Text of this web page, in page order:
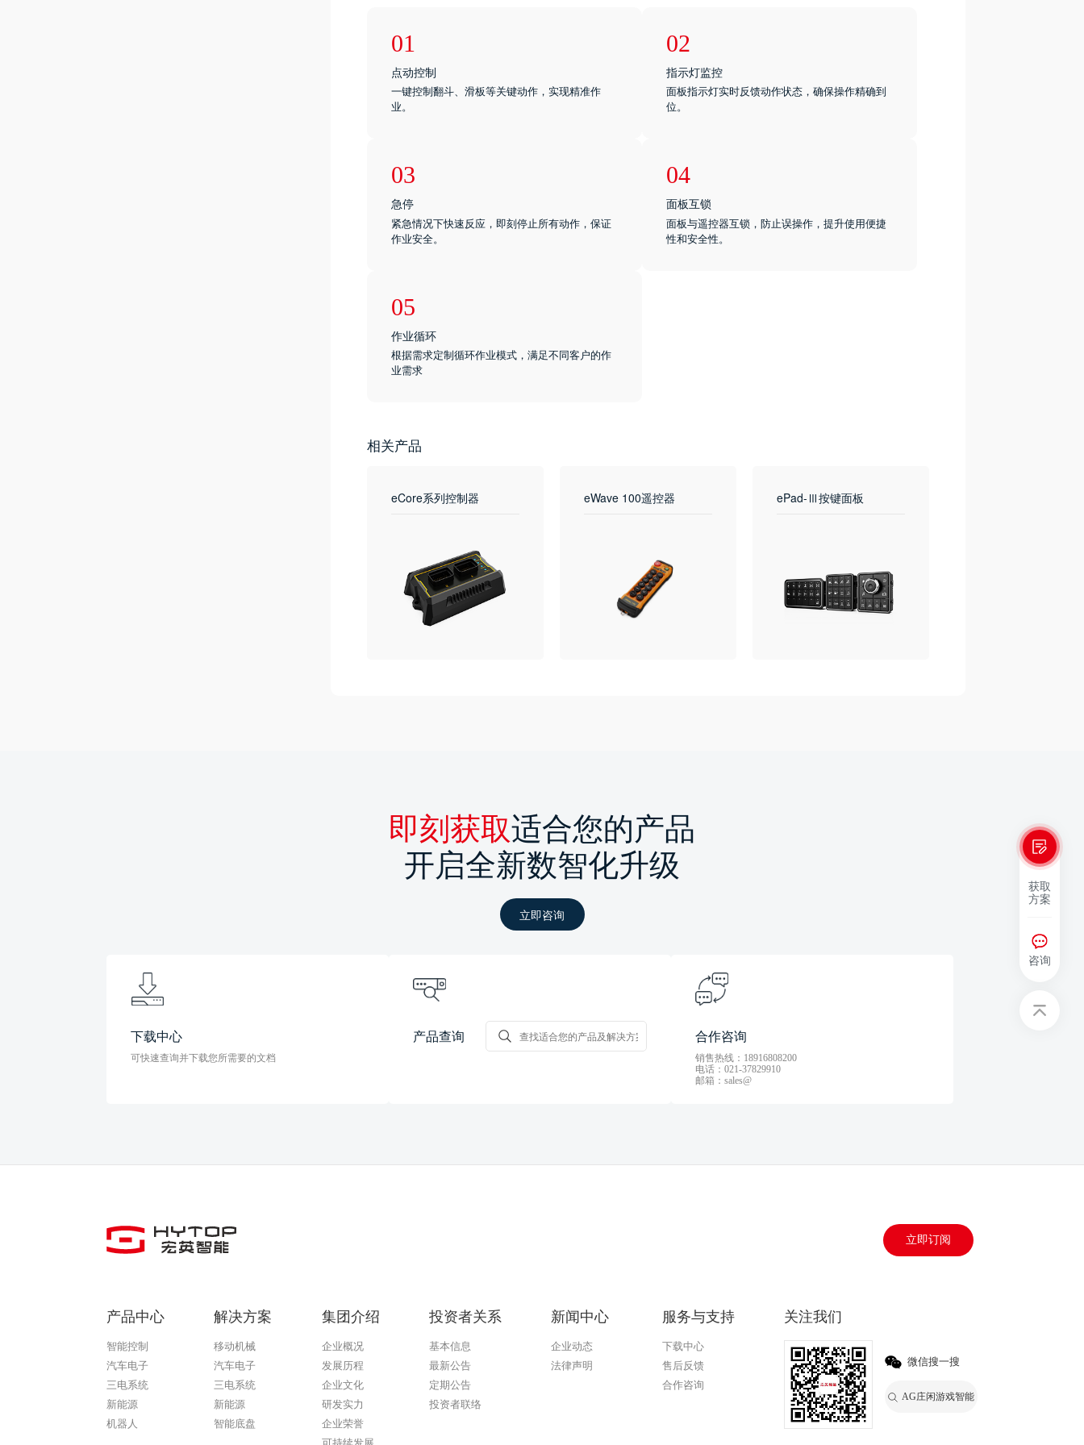
01
点动控制
一键控制翻斗、滑板等关键动作，实现精准作
业。
02
指示灯监控
面板指示灯实时反馈动作状态，确保操作精确到
位。
03
急停
紧急情况下快速反应，即刻停止所有动作，保证
作业安全。
04
面板互锁
面板与遥控器互锁，防止误操作，提升使用便捷
性和安全性。
05
作业循环
根据需求定制循环作业模式，满足不同客户的作
业需求
相关产品
eCore系列控制器 eWave 100遥控器 ePad-Ⅲ按键面板
即刻获取适合您的产品
开启全新数智化升级
立即咨询
下载中心
可快速查询并下载您所需要的文档
产品查询 合作咨询
销售热线：18916808200
电话：021-37829910
邮箱：sales@
获取
方案
咨询
立即订阅
产品中心
智能控制
汽车电子
三电系统
新能源
机器人
解决方案
移动机械
汽车电子
三电系统
新能源
智能底盘
集团介绍
企业概况
发展历程
企业文化
研发实力
企业荣誉
投资者关系
基本信息
最新公告
定期公告
投资者联络
新闻中心
企业动态
法律声明
服务与支持
下载中心
售后反馈
合作咨询
关注我们
微信搜一搜
AG庄闲游戏智能